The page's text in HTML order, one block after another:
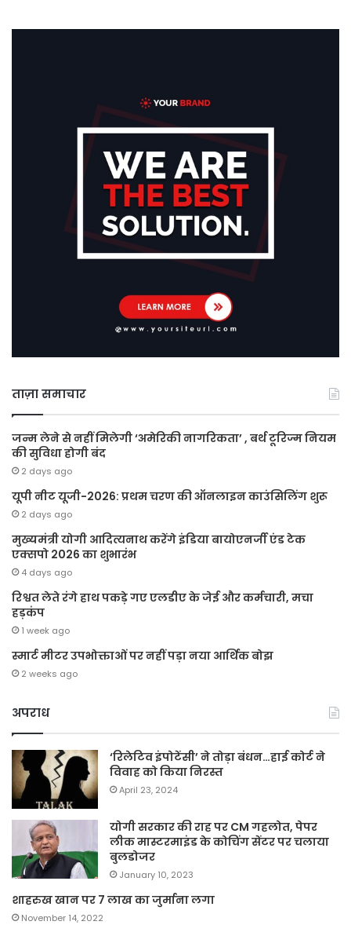
ताज़ा समाचार
जन्म लेने से नहीं मिलेगी ‘अमेरिकी नागरिकता’ , बर्थ टूरिज्म नियम
की सुविधा होगी बंद
2 days ago
यूपी नीट यूजी-2026: प्रथम चरण की ऑनलाइन काउंसिलिंग शुरू
2 days ago
मुख्यमंत्री योगी आदित्यनाथ करेंगे इंडिया बायोएनर्जी एंड टेक
एक्सपो 2026 का शुभारंभ
4 days ago
रिश्वत लेते रंगे हाथ पकड़े गए एलडीए के जेई और कर्मचारी, मचा
हड़कंप
1 week ago
स्मार्ट मीटर उपभोक्ताओं पर नहीं पड़ा नया आर्थिक बोझ
2 weeks ago
अपराध
‘रिलेटिव इंपोटेंसी’ ने तोड़ा बंधन…हाई कोर्ट ने
विवाह को किया निरस्त
April 23, 2024
योगी सरकार की राह पर CM गहलोत, पेपर
लीक मास्टरमाइंड के कोचिंग सेंटर पर चलाया
बुलडोजर
January 10, 2023
शाहरुख खान पर 7 लाख का जुर्माना लगा
November 14, 2022